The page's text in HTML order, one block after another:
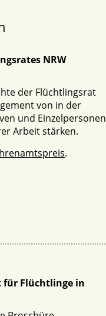
NRW
der Flüchtlingsrat
von in der
und Einzelpersonen
Arbeit stärken.
.
für Flüchtlinge in